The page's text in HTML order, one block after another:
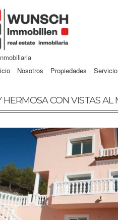
Nosotros Propiedades Servicio
HERMOSA CON VISTAS